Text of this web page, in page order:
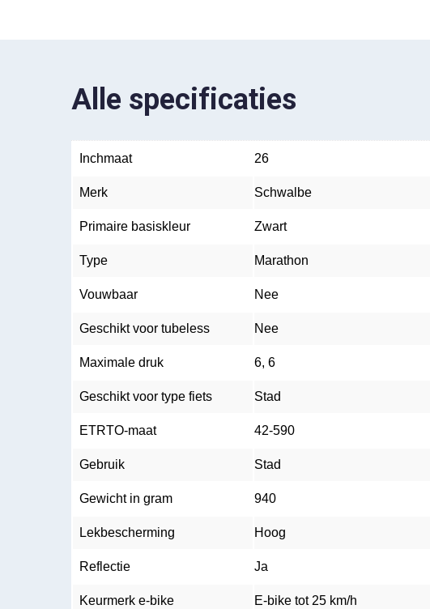
Alle specificaties
Inchmaat 26
Merk Schwalbe
Primaire basiskleur Zwart
Type Marathon
Vouwbaar Nee
Geschikt voor tubeless Nee
Maximale druk 6, 6
Geschikt voor type fiets Stad
ETRTO-maat 42-590
Gebruik Stad
Gewicht in gram 940
Lekbescherming Hoog
Reflectie Ja
Keurmerk e-bike E-bike tot 25 km/h